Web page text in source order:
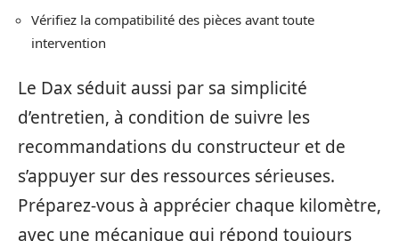
Vérifiez la compatibilité des pièces avant toute
intervention
Le Dax séduit aussi par sa simplicité
d’entretien, à condition de suivre les
recommandations du constructeur et de
s’appuyer sur des ressources sérieuses.
Préparez-vous à apprécier chaque kilomètre,
avec une mécanique qui répond toujours